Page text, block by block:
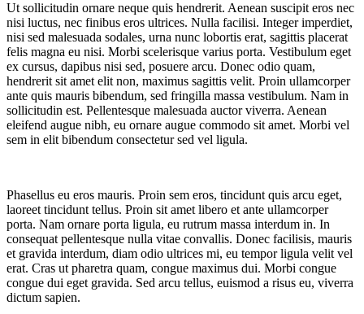
Ut sollicitudin ornare neque quis hendrerit. Aenean suscipit eros nec
nisi luctus, nec finibus eros ultrices. Nulla facilisi. Integer imperdiet,
nisi sed malesuada sodales, urna nunc lobortis erat, sagittis placerat
felis magna eu nisi. Morbi scelerisque varius porta. Vestibulum eget
ex cursus, dapibus nisi sed, posuere arcu. Donec odio quam,
hendrerit sit amet elit non, maximus sagittis velit. Proin ullamcorper
ante quis mauris bibendum, sed fringilla massa vestibulum. Nam in
sollicitudin est. Pellentesque malesuada auctor viverra. Aenean
eleifend augue nibh, eu ornare augue commodo sit amet. Morbi vel
sem in elit bibendum consectetur sed vel ligula.
Phasellus eu eros mauris. Proin sem eros, tincidunt quis arcu eget,
laoreet tincidunt tellus. Proin sit amet libero et ante ullamcorper
porta. Nam ornare porta ligula, eu rutrum massa interdum in. In
consequat pellentesque nulla vitae convallis. Donec facilisis, mauris
et gravida interdum, diam odio ultrices mi, eu tempor ligula velit vel
erat. Cras ut pharetra quam, congue maximus dui. Morbi congue
congue dui eget gravida. Sed arcu tellus, euismod a risus eu, viverra
dictum sapien.